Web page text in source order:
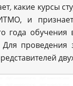
, какие курсы
и
года обучения
Для